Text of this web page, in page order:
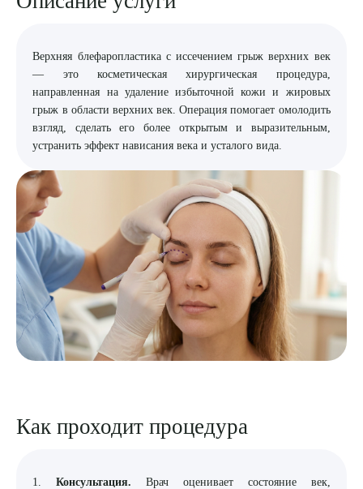
ЗАКАЗАТЬ ЗВОНОК
ЗАПИСЬ ОНЛАЙН
Верхняя блефаропластика с иссечением грыж верхних век
— это косметическая хирургическая процедура,
направленная на удаление избыточной кожи и жировых
грыж в области верхних век. Операция помогает омолодить
взгляд, сделать его более открытым и выразительным,
устранить эффект нависания века и усталого вида.
Как проходит процедура
1. Консультация. Врач оценивает состояние век,